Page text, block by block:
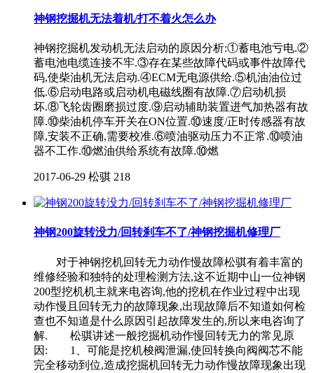
神钢挖掘机无法着机/打不着火怎么办
神钢挖掘机发动机无法启动的原因分析:①蓄电池亏电.②
蓄电池电缆连接不牢.③存在某些故障代码或事件故障代
码,使柴油机无法启动.④ECM无电源供给.⑤机油油位过
低.⑥启动电路或启动机电磁线圈有故障.⑦启动机损
坏.⑧飞轮齿圈磨损过度.⑨启动辅助装置进气加热器有故
障.⑩柴油机停车开关在ON位置.⑩速度/正时传感器有故
障,安装不正确,需要校准.⑥喷油驱动压力不正常.⑩喷油
器不工作.⑩燃油供给系统有故障.⑩燃
2017-06-29 松骐 218
神钢200旋转没力/回转刹车不了/神钢挖掘机修理厂
对于神钢挖机回转无力动作慢故障松骐有着丰富的
维修经验和独特的处理检测方法,这不近期中山一位神钢
200型挖机机主就来电咨询,他的挖机在作业过程中出现
动作慢且回转无力的故障现象,出现故障后不知道如何检
查也不知道是什么原因引起故障发生的,所以来电咨询了
解. 松骐讲述一般挖掘机动作慢回转无力的常见原
因: 1、可能是挖机梭阀泄漏,使回转换向阀阀芯不能
完全移动到位,造成挖掘机回转无力动作慢故障现象出现